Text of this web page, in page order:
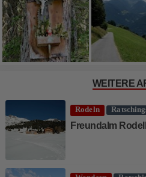
WEITERE
Rodeln
Freundalm